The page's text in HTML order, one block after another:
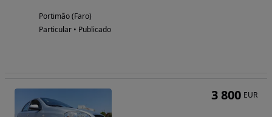
Portimão (Faro)
Particular • Publicado
3 800 EUR